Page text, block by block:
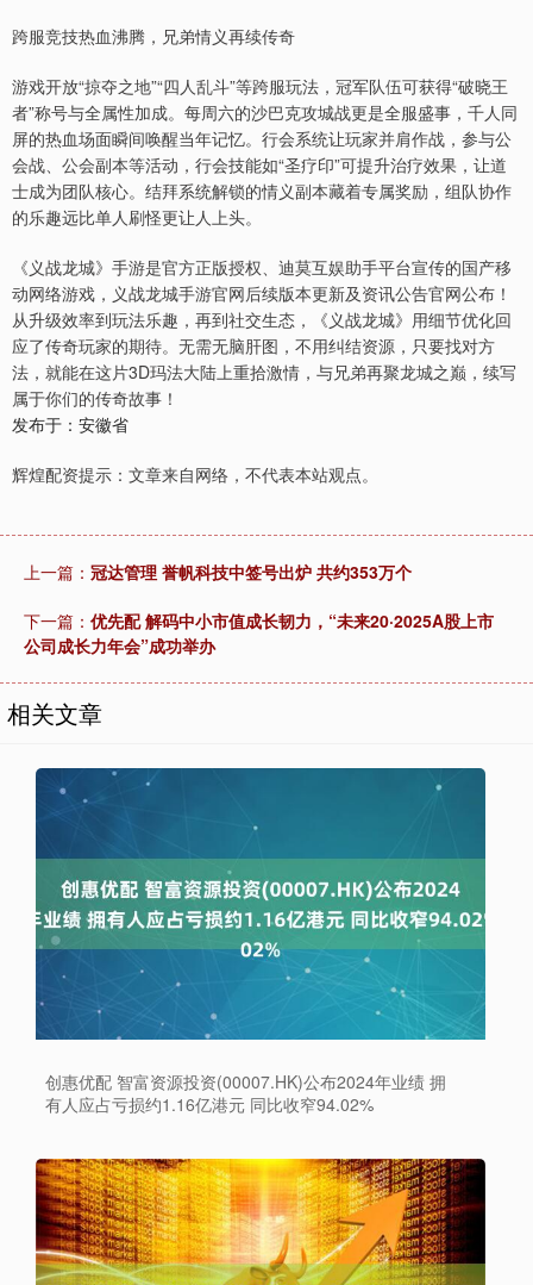
跨服竞技热血沸腾，兄弟情义再续传奇
游戏开放“掠夺之地”“四人乱斗”等跨服玩法，冠军队伍可获得“破晓王
者”称号与全属性加成。每周六的沙巴克攻城战更是全服盛事，千人同
屏的热血场面瞬间唤醒当年记忆。行会系统让玩家并肩作战，参与公
会战、公会副本等活动，行会技能如“圣疗印”可提升治疗效果，让道
士成为团队核心。结拜系统解锁的情义副本藏着专属奖励，组队协作
的乐趣远比单人刷怪更让人上头。
《义战龙城》手游是官方正版授权、迪莫互娱助手平台宣传的国产移
动网络游戏，义战龙城手游官网后续版本更新及资讯公告官网公布！
从升级效率到玩法乐趣，再到社交生态，《义战龙城》用细节优化回
应了传奇玩家的期待。无需无脑肝图，不用纠结资源，只要找对方
法，就能在这片3D玛法大陆上重拾激情，与兄弟再聚龙城之巅，续写
属于你们的传奇故事！
发布于：安徽省
辉煌配资提示：文章来自网络，不代表本站观点。
上一篇： 冠达管理 誉帆科技中签号出炉 共约353万个
下一篇： 优先配 解码中小市值成长韧力，“未来20·2025A股上市
公司成长力年会”成功举办
相关文章
创惠优配 智富资源投资(00007.HK)公布2024年业绩 拥
有人应占亏损约1.16亿港元 同比收窄94.02%